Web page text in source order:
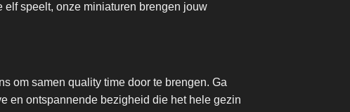
speelt, onze miniaturen brengen jouw
om samen quality time door te brengen. Ga
en ontspannende bezigheid die het hele gezin